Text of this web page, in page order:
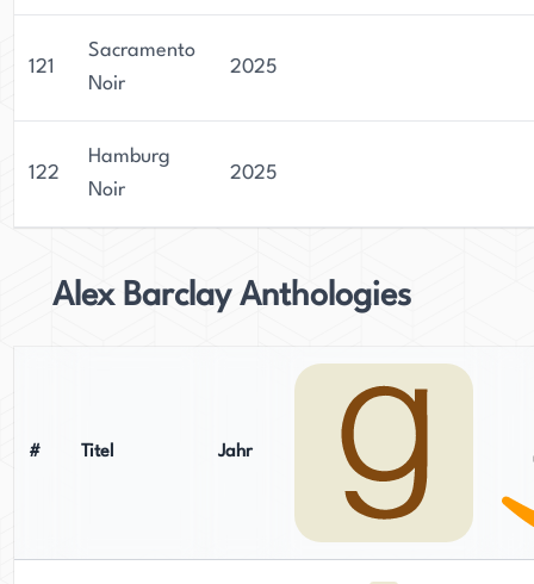
121
Sacramento
Noir
2025
122
Hamburg
Noir
2025
Alex Barclay Anthologies
# Titel Jahr